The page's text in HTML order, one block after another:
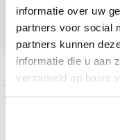
informatie over uw
partners voor social
partners kunnen
informatie die u aan
verzameld op basis
DELEN: